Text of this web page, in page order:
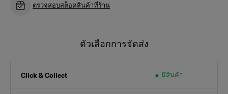
ตรวจสอบสต็อคสินค้าที่ร้าน
ตัวเลือกการจัดส่ง
Click & Collect มีสินค้า